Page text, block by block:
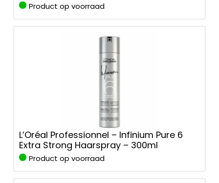
Product op voorraad
L’Oréal Professionnel – Infinium Pure 6
Extra Strong Haarspray – 300ml
Product op voorraad